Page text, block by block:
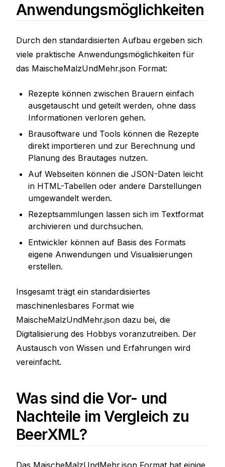
Anwendungsmöglichkeiten
Durch den standardisierten Aufbau ergeben sich
viele praktische Anwendungsmöglichkeiten für
das MaischeMalzUndMehr.json Format:
Rezepte können zwischen Brauern einfach
ausgetauscht und geteilt werden, ohne dass
Informationen verloren gehen.
Brausoftware und Tools können die Rezepte
direkt importieren und zur Berechnung und
Planung des Brautages nutzen.
Auf Webseiten können die JSON-Daten leicht
in HTML-Tabellen oder andere Darstellungen
umgewandelt werden.
Rezeptsammlungen lassen sich im Textformat
archivieren und durchsuchen.
Entwickler können auf Basis des Formats
eigene Anwendungen und Visualisierungen
erstellen.
Insgesamt trägt ein standardisiertes
maschinenlesbares Format wie
MaischeMalzUndMehr.json dazu bei, die
Digitalisierung des Hobbys voranzutreiben. Der
Austausch von Wissen und Erfahrungen wird
vereinfacht.
Was sind die Vor- und
Nachteile im Vergleich zu
BeerXML?